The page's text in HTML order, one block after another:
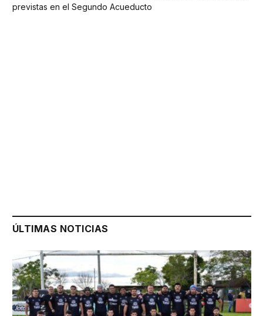
previstas en el Segundo Acueducto
ÚLTIMAS NOTICIAS